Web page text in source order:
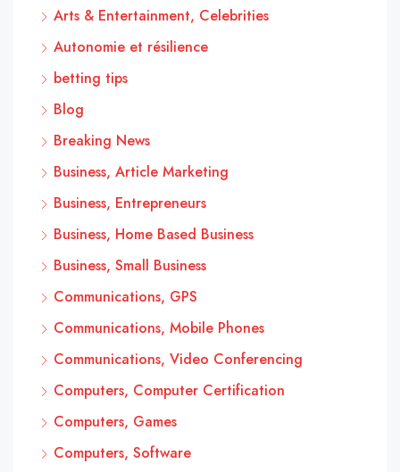
Arts & Entertainment, Celebrities
Autonomie et résilience
betting tips
Blog
Breaking News
Business, Article Marketing
Business, Entrepreneurs
Business, Home Based Business
Business, Small Business
Communications, GPS
Communications, Mobile Phones
Communications, Video Conferencing
Computers, Computer Certification
Computers, Games
Computers, Software